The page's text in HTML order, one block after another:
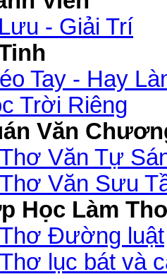
- Giải Trí
Tay - Hay
Trời Riêng
Văn
Thơ Văn Tự
Thơ Văn Sưu
Học Làm
Thơ Đường luật
Thơ lục bát và